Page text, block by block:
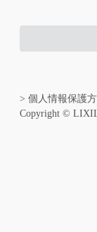
> 個人情報保護
Copyright © LIXIL